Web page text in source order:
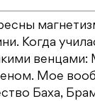
Когда
Мое
Баха,